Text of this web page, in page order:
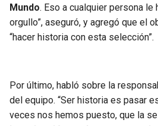
Mundo. Eso a cualquier persona le
orgullo”, aseguró, y agregó que el
“hacer historia con esta selección”.
Por último, habló sobre la
del equipo. “Ser historia es pasar
veces nos hemos puesto, que la